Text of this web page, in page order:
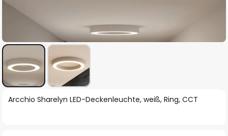
Zum
Arcchio Sharelyn LED-Deckenleuchte, weiß, Ring, CCT